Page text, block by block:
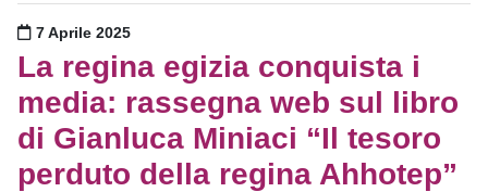
Pubblicato il
7 Aprile 2025
La regina egizia conquista i
media: rassegna web sul libro
di Gianluca Miniaci “Il tesoro
perduto della regina Ahhotep”